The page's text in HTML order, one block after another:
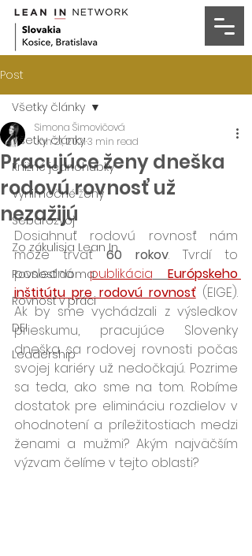
Post
Všetky články
Knižné jednohubky
Výnimočné ženy
Sebarozvoj
Zo zákulisia Lean In
Rovnosť doma
Rovnosť v práci
DEI
Leadership
Všetky články
Pracujúce ženy dneška
rodovú rovnosť už
nezažijú
Simona Šimovičová
Jan 21, 20213 min read
Dosiahnuť rodovú rovnosť nám
môže trvať 60 rokov. Tvrdí to
posledná publikácia
Európskeho
inštitútu pre rodovú rovnosť (EIGE).
Ak by sme vychádzali z výsledkov
prieskumu, pracujúce Slovenky
dneška sa rodovej rovnosti počas
svojej kariéry už nedočkajú. Pozrime
sa teda, ako sme na tom. Robíme
dostatok pre elimináciu rozdielov v
ohodnotení a príležitostiach medzi
ženami a mužmi? Akým najväčším
výzvam čelíme v tejto oblasti?